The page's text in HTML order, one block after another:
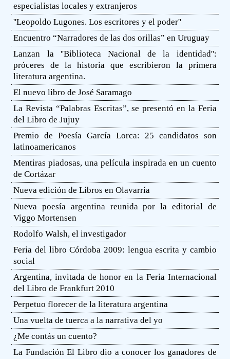
especialistas locales y extranjeros
''Leopoldo Lugones. Los escritores y el poder''
Encuentro “Narradores de las dos orillas” en Uruguay
Lanzan la ''Biblioteca Nacional de la identidad'':
próceres de la historia que escribieron la primera
literatura argentina.
El nuevo libro de José Saramago
La Revista “Palabras Escritas”, se presentó en la Feria
del Libro de Jujuy
Premio de Poesía García Lorca: 25 candidatos son
latinoamericanos
Mentiras piadosas, una película inspirada en un cuento
de Cortázar
Nueva edición de Libros en Olavarría
Nueva poesía argentina reunida por la editorial de
Viggo Mortensen
Rodolfo Walsh, el investigador
Feria del libro Córdoba 2009: lengua escrita y cambio
social
Argentina, invitada de honor en la Feria Internacional
del Libro de Frankfurt 2010
Perpetuo florecer de la literatura argentina
Una vuelta de tuerca a la narrativa del yo
¿Me contás un cuento?
La Fundación El Libro dio a conocer los ganadores de